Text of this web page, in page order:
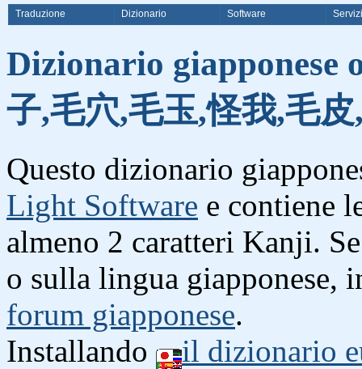
Traduzione Dizionario Software Servizi
Dizionario giapponese
子,毛穴,毛玉,怪我,毛
Questo dizionario
Light Software e contiene
almeno 2 caratteri Kanji.
o sulla lingua giapponese,
forum giapponese.
Installando
il dizionario